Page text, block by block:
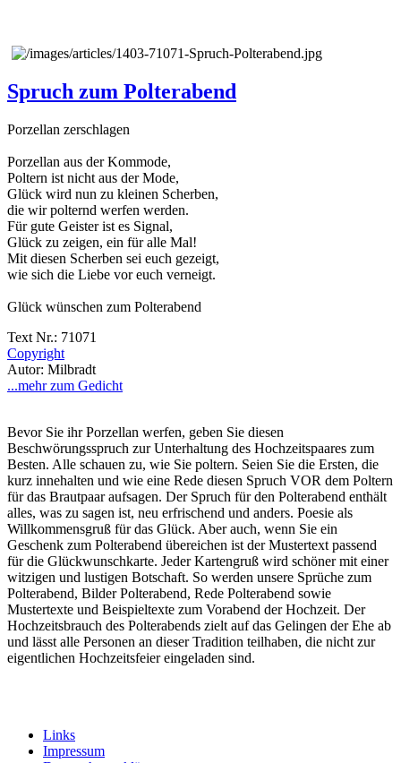
Spruch zum Polterabend
Porzellan zerschlagen
Porzellan aus der Kommode,
Poltern ist nicht aus der Mode,
Glück wird nun zu kleinen Scherben,
die wir polternd werfen werden.
Für gute Geister ist es Signal,
Glück zu zeigen, ein für alle Mal!
Mit diesen Scherben sei euch gezeigt,
wie sich die Liebe vor euch verneigt.
Glück wünschen zum Polterabend
Text Nr.: 71071
Copyright
Autor: Milbradt
...mehr zum Gedicht
Bevor Sie ihr Porzellan werfen, geben Sie diesen
Beschwörungsspruch zur Unterhaltung des Hochzeitspaares zum
Besten. Alle schauen zu, wie Sie poltern. Seien Sie die Ersten, die
kurz innehalten und wie eine Rede diesen Spruch VOR dem Poltern
für das Brautpaar aufsagen. Der Spruch für den Polterabend enthält
alles, was zu sagen ist, neu erfrischend und anders. Poesie als
Willkommensgruß für das Glück. Aber auch, wenn Sie ein
Geschenk zum Polterabend übereichen ist der Mustertext passend
für die Glückwunschkarte. Jeder Kartengruß wird schöner mit einer
witzigen und lustigen Botschaft. So werden unsere Sprüche zum
Polterabend, Bilder Polterabend, Rede Polterabend sowie
Mustertexte und Beispieltexte zum Vorabend der Hochzeit. Der
Hochzeitsbrauch des Polterabends zielt auf das Gelingen der Ehe ab
und lässt alle Personen an dieser Tradition teilhaben, die nicht zur
eigentlichen Hochzeitsfeier eingeladen sind.
Links
Impressum